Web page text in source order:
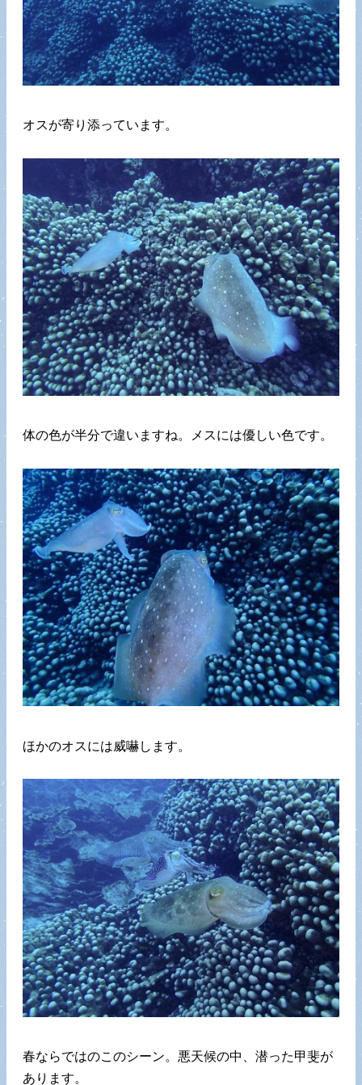
オスが寄り添っています。
体の色が半分で違いますね。メスには優しい色です。
ほかのオスには威嚇します。
春ならではのこのシーン。悪天候の中、潜った甲斐が
あります。